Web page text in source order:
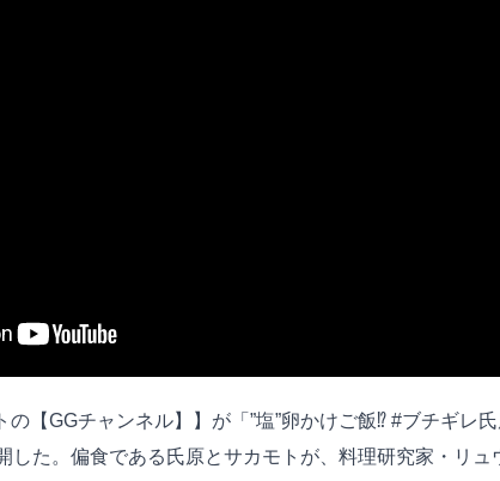
の【GGチャンネル】】が「”塩”卵かけご飯⁉ #ブチギレ
した。偏食である氏原とサカモトが、料理研究家・リュ